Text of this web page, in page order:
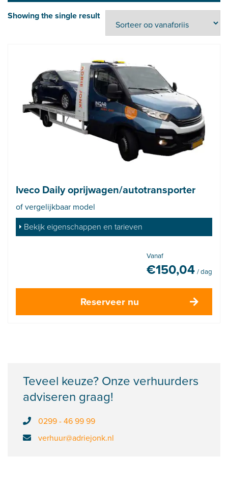
Showing the single result
Iveco Daily oprijwagen/autotransporter
of vergelijkbaar model
Bekijk eigenschappen en tarieven
Vanaf
€150,04 / dag
Reserveer nu
Teveel keuze? Onze verhuurders
adviseren graag!
0299 - 46 99 99
verhuur@adriejonk.nl